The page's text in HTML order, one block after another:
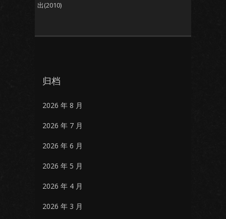
出(2010)
归档
2026 年 8 月
2026 年 7 月
2026 年 6 月
2026 年 5 月
2026 年 4 月
2026 年 3 月